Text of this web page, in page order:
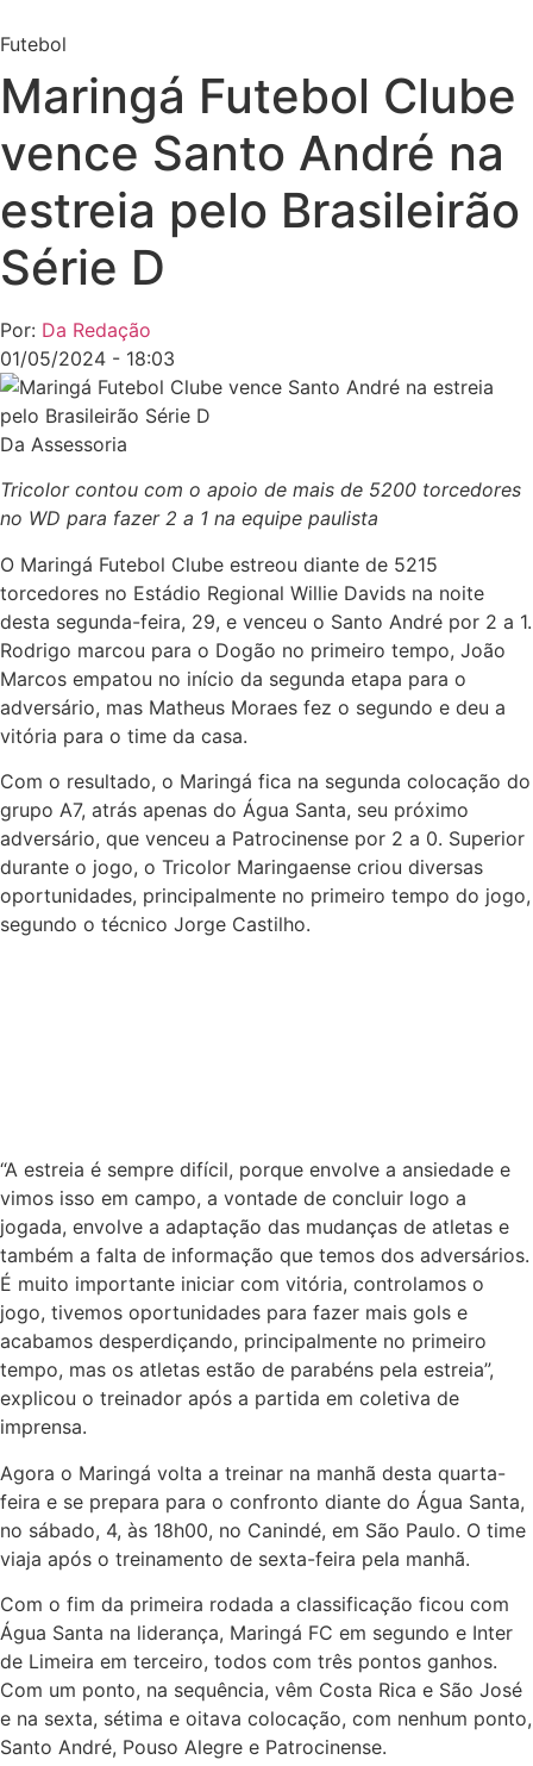
Futebol
Maringá Futebol Clube
vence Santo André na
estreia pelo Brasileirão
Série D
Por: Da Redação
01/05/2024 - 18:03
Da Assessoria
Tricolor contou com o apoio de mais de 5200 torcedores
no WD para fazer 2 a 1 na equipe paulista
O Maringá Futebol Clube estreou diante de 5215
torcedores no Estádio Regional Willie Davids na noite
desta segunda-feira, 29, e venceu o Santo André por 2 a 1.
Rodrigo marcou para o Dogão no primeiro tempo, João
Marcos empatou no início da segunda etapa para o
adversário, mas Matheus Moraes fez o segundo e deu a
vitória para o time da casa.
Com o resultado, o Maringá fica na segunda colocação do
grupo A7, atrás apenas do Água Santa, seu próximo
adversário, que venceu a Patrocinense por 2 a 0. Superior
durante o jogo, o Tricolor Maringaense criou diversas
oportunidades, principalmente no primeiro tempo do jogo,
segundo o técnico Jorge Castilho.
“A estreia é sempre difícil, porque envolve a ansiedade e
vimos isso em campo, a vontade de concluir logo a
jogada, envolve a adaptação das mudanças de atletas e
também a falta de informação que temos dos adversários.
É muito importante iniciar com vitória, controlamos o
jogo, tivemos oportunidades para fazer mais gols e
acabamos desperdiçando, principalmente no primeiro
tempo, mas os atletas estão de parabéns pela estreia”,
explicou o treinador após a partida em coletiva de
imprensa.
Agora o Maringá volta a treinar na manhã desta quarta-
feira e se prepara para o confronto diante do Água Santa,
no sábado, 4, às 18h00, no Canindé, em São Paulo. O time
viaja após o treinamento de sexta-feira pela manhã.
Com o fim da primeira rodada a classificação ficou com
Água Santa na liderança, Maringá FC em segundo e Inter
de Limeira em terceiro, todos com três pontos ganhos.
Com um ponto, na sequência, vêm Costa Rica e São José
e na sexta, sétima e oitava colocação, com nenhum ponto,
Santo André, Pouso Alegre e Patrocinense.